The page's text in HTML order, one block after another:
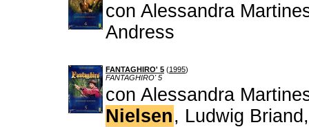
con Alessandra
Andress
FANTAGHIRO' 5 (1995)
FANTAGHIRO' 5
con Alessandra
Nielsen, Ludwig